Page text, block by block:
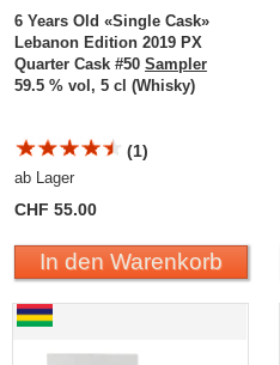
6 Years Old «Single Cask»
Lebanon Edition 2019 PX
Quarter Cask #50 Sampler
59.5 % vol, 5 cl (Whisky)
(1)
ab Lager
CHF 55.00
In den Warenkorb